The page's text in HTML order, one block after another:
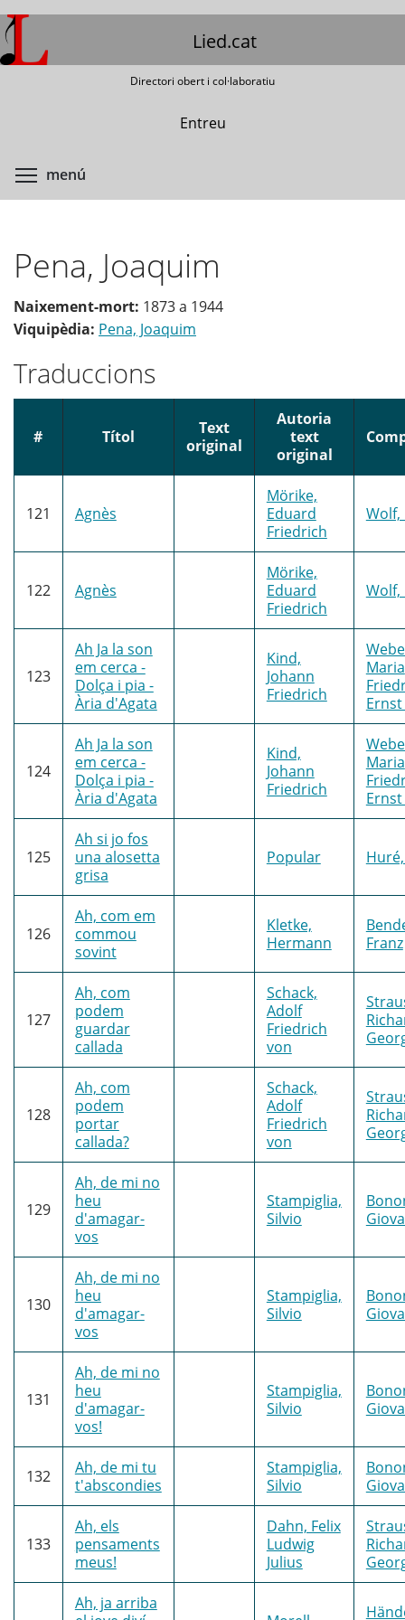
Vés
al
contingut
Lied.cat
Directori obert i col·laboratiu
Entreu
menú
Pena, Joaquim
Naixement-mort: 1873a 1944
Viquipèdia: Pena, Joaquim
Traduccions
# Títol
Text
original
Autoria
text
original
121 Agnès
Mörike,
Eduard
Friedrich
Wolf,
122 Agnès
Mörike,
Eduard
Friedrich
Wolf,
123
Ah Ja la son
em cerca -
Dolça i pia -
Ària d'Agata
Kind,
Johann
Friedrich
Maria
124
Ah Ja la son
em cerca -
Dolça i pia -
Ària d'Agata
Kind,
Johann
Friedrich
Maria
125
Ah si jo fos
una alosetta
grisa
Popular
126
Ah, com em
commou
sovint
Kletke,
Hermann
Franz
127
Ah, com
podem
guardar
callada
Schack,
Adolf
Friedrich
von
128
Ah, com
podem
portar
callada?
Schack,
Adolf
Friedrich
von
129
Ah, de mi no
heu
d'amagar-
vos
Stampiglia,
Silvio
130
Ah, de mi no
heu
d'amagar-
vos
Stampiglia,
Silvio
131
Ah, de mi no
heu
d'amagar-
vos!
Stampiglia,
Silvio
132
Ah, de mi tu
t'abscondies
Stampiglia,
Silvio
133
Ah, els
pensaments
meus!
Dahn, Felix
Ludwig
Julius
Ah, ja arriba